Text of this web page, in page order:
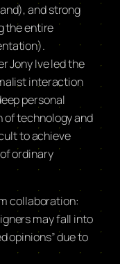
and strong
the entire
Jony Ive led the
interaction
personal
of technology and
to achieve
ordinary
collaboration:
may fall into
opinions” due to